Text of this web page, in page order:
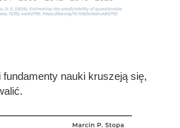
fundamenty nauki kruszeją się,